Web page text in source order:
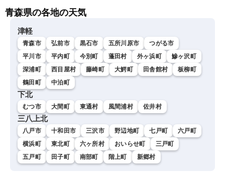
青森県の各地の天気
津軽
青森市 弘前市 黒石市 五所川原市
つがる市
平川市
平内町 今別町 蓬田村 外ヶ浜町
鰺ヶ沢町
深浦町
西目屋村 藤崎町 大鰐町 田舎館村
板柳町
鶴田町
中泊町
下北
むつ市 大間町 東通村 風間浦村 佐井村
三八上北
八戸市 十和田市 三沢市 野辺地町 七戸町
六戸町
横浜町
東北町 六ヶ所村 おいらせ町
三戸町
五戸町
田子町 南部町 階上町 新郷村